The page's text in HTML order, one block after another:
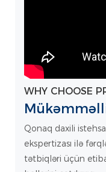
WHY CHOOSE
Qonaq daxili
ekspertizası ilə
tətbiqləri üçün